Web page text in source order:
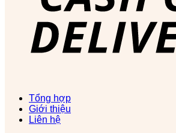
Tổng hợp
Giới thiệu
Liên hệ